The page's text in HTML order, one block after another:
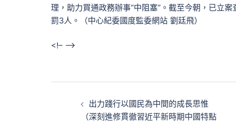
理，助力買通政務辦事“中阻塞”。截至今朝，已立
罰3人。（中心紀委國度監委網站 劉廷飛）
<!– –>
出力踐行以國民為中間的成長思惟
（深刻進修貫徹習近平新時期中國特點